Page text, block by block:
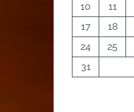
10
11
17
18
24
25
31